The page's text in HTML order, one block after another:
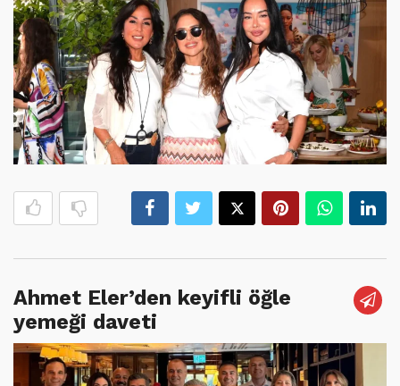
Ahmet Eler’den keyifli öğle
yemeği daveti